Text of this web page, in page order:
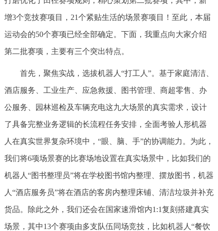
增3个竞技赛项目，21个紧贴生活的场景赛项目！至此，本届
运动会的50个赛项已经全部确定。下面，我重点向大家介绍
第二批赛项，主要有三个突出特点。
首先，聚焦实战，选拔机器人“打工人”。基于家庭清洁、
酒店服务、工业生产、应急救援、图书管理、商超零售、办
公服务、园林巡检及车辆充电这九大场景的真实需求，设计
了具备完整业务逻辑的长流程任务安排，全面考验人形机器
人在真实世界复杂环境中，“眼、脑、手”的协调能力。为此，
我们将6项场景赛的比赛场地设置在真实场景中，比如我们的
机器人“图书整理员”将在学校图书馆内整理、摆放图书，机器
人“酒店服务员”将在酒店的客房内整理床铺、清洁垃圾并补充
货品。除此之外，我们还会在国家速滑馆内1:1复刻搭建真实
场景，其中13个赛项由多支队伍同场竞技，比如机器人“餐饮